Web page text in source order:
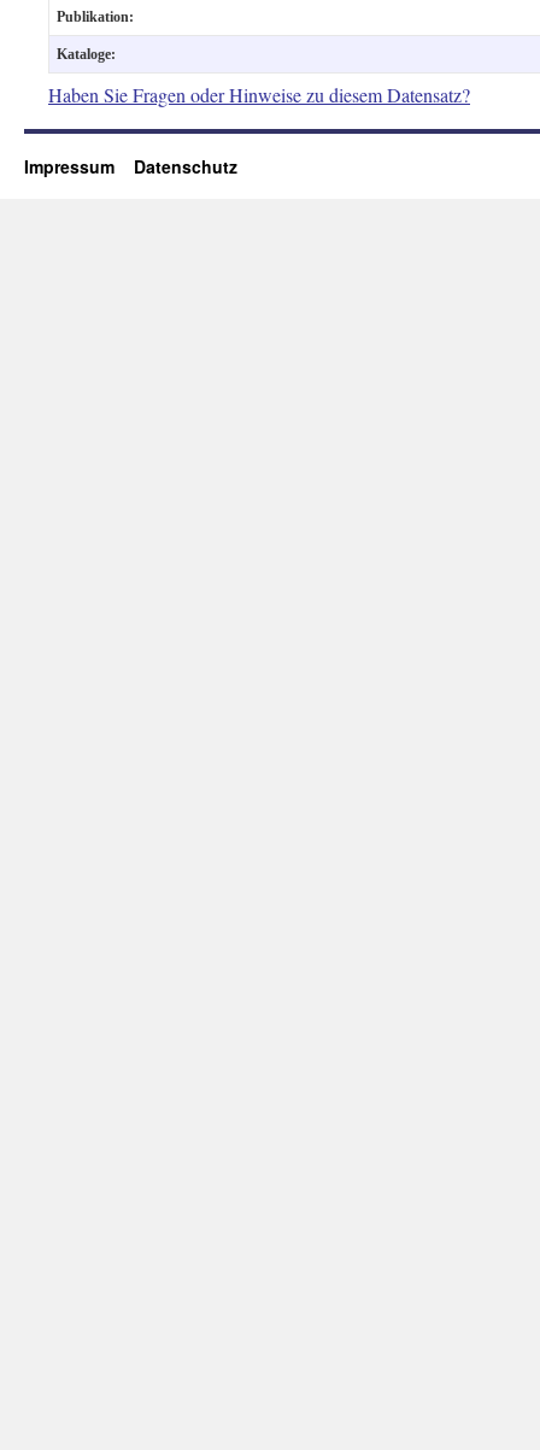
Publikation:
Kataloge:
Haben Sie Fragen oder Hinweise zu diesem Datensatz?
Impressum Datenschutz